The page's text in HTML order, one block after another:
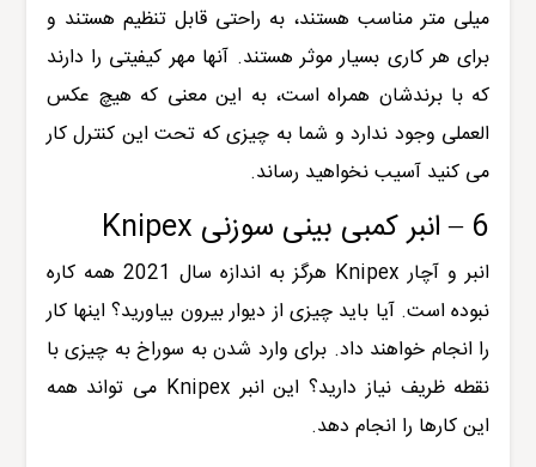
میلی متر مناسب هستند، به راحتی قابل تنظیم هستند و
برای هر کاری بسیار موثر هستند. آنها مهر کیفیتی را دارند
که با برندشان همراه است، به این معنی که هیچ عکس
العملی وجود ندارد و شما به چیزی که تحت این کنترل کار
می کنید آسیب نخواهید رساند.
6 – انبر کمبی بینی سوزنی Knipex
انبر و آچار Knipex هرگز به اندازه سال 2021 همه کاره
نبوده است. آیا باید چیزی از دیوار بیرون بیاورید؟ اینها کار
را انجام خواهند داد. برای وارد شدن به سوراخ به چیزی با
نقطه ظریف نیاز دارید؟ این انبر Knipex می تواند همه
این کارها را انجام دهد.